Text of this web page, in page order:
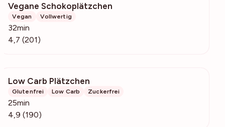
Vegane Schokoplätzchen
Vegan Vollwertig
32min
4,7 (201)
Low Carb Plätzchen
Glutenfrei Low Carb Zuckerfrei
25min
4,9 (190)